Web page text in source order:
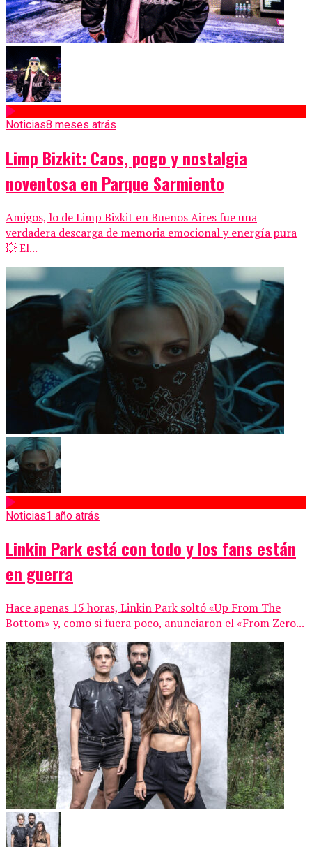
Noticias8 meses atrás
Limp Bizkit: Caos, pogo y nostalgia
noventosa en Parque Sarmiento
Amigos, lo de Limp Bizkit en Buenos Aires fue una
verdadera descarga de memoria emocional y energía pura
💥 El...
Noticias1 año atrás
Linkin Park está con todo y los fans están
en guerra
Hace apenas 15 horas, Linkin Park soltó «Up From The
Bottom» y, como si fuera poco, anunciaron el «From Zero...